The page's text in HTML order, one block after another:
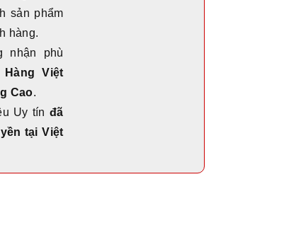
sản phẩm
hàng.
nhận phù
Hàng Việt
Cao.
Uy tín đã
tại Việt